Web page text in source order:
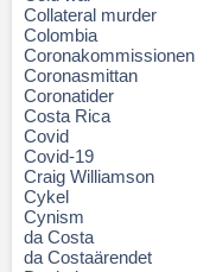
Collateral murder
Colombia
Coronakommissionen
Coronasmittan
Coronatider
Costa Rica
Covid
Covid-19
Craig Williamson
Cykel
Cynism
da Costa
da Costaärendet